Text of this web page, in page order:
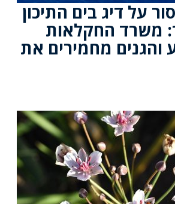
על דיג בים התיכון
משרד החקלאות
והגנים מחמירים את